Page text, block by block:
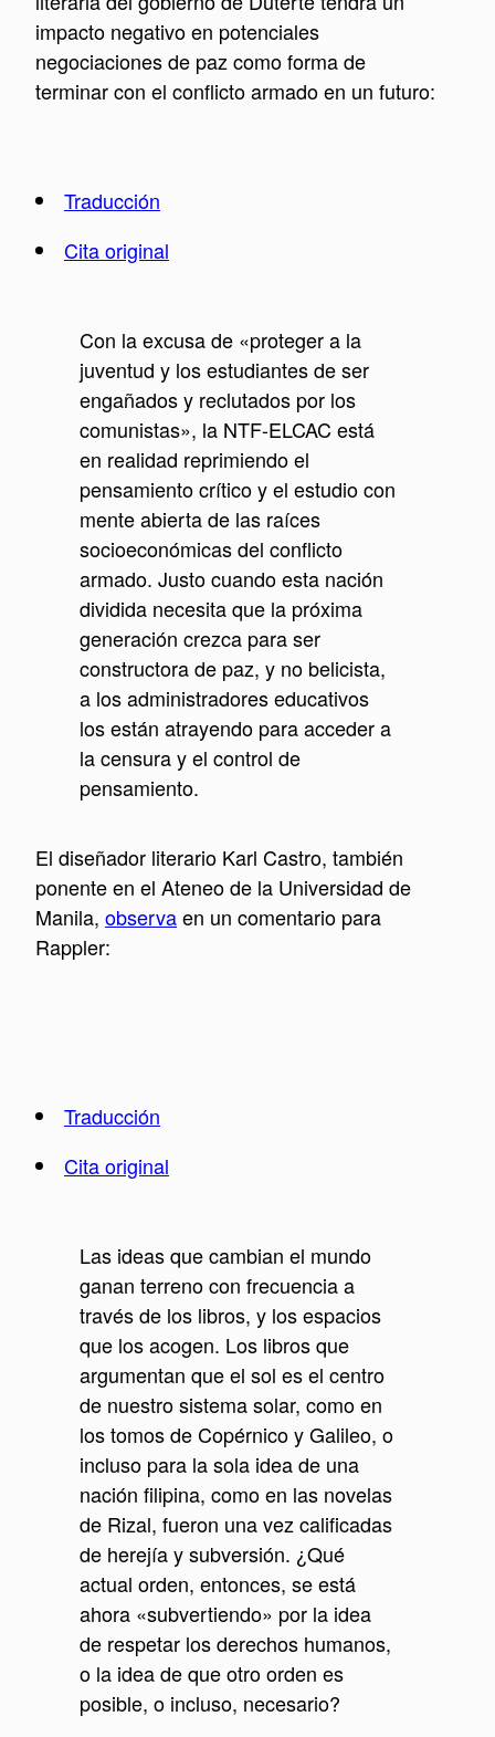
impacto negativo en potenciales
negociaciones de paz como forma de
terminar con el conflicto armado en un futuro:
Traducción
Cita original
Con la excusa de «proteger a la
juventud y los estudiantes de ser
engañados y reclutados por los
comunistas», la NTF-ELCAC está
en realidad reprimiendo el
pensamiento crítico y el estudio con
mente abierta de las raíces
socioeconómicas del conflicto
armado. Justo cuando esta nación
dividida necesita que la próxima
generación crezca para ser
constructora de paz, y no belicista,
a los administradores educativos
los están atrayendo para acceder a
la censura y el control de
pensamiento.
El diseñador literario Karl Castro, también
ponente en el Ateneo de la Universidad de
Manila, observaen un comentario para
Rappler:
Traducción
Cita original
Las ideas que cambian el mundo
ganan terreno con frecuencia a
través de los libros, y los espacios
que los acogen. Los libros que
argumentan que el sol es el centro
de nuestro sistema solar, como en
los tomos de Copérnico y Galileo, o
incluso para la sola idea de una
nación filipina, como en las novelas
de Rizal, fueron una vez calificadas
de herejía y subversión. ¿Qué
actual orden, entonces, se está
ahora «subvertiendo» por la idea
de respetar los derechos humanos,
o la idea de que otro orden es
posible, o incluso, necesario?